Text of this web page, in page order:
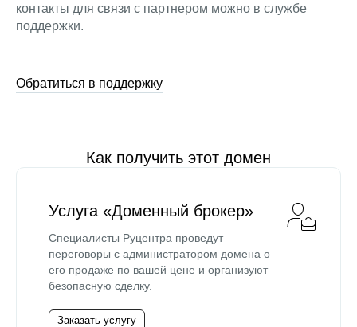
контакты для связи с партнером можно в службе
поддержки.
Обратиться в поддержку
Как получить этот домен
Услуга «Доменный брокер»
Специалисты Руцентра проведут
переговоры с администратором домена о
его продаже по вашей цене и организуют
безопасную сделку.
Заказать услугу